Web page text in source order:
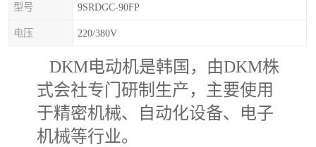
型号 9SRDGC-90FP
电压 220/380V
DKM电动机是韩国，由DKM株
式会社专门研制生产，主要使用
于精密机械、自动化设备、电子
机械等行业。